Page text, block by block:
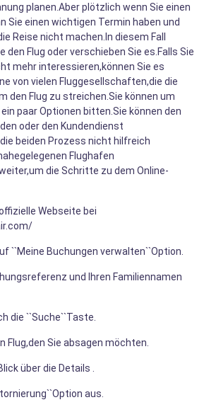
planen.Aber plötzlich wenn Sie einen
Sie einen wichtigen Termin haben und
Reise nicht machen.In diesem Fall
Flug oder verschieben Sie es.Falls Sie
mehr interessieren,können Sie es
von vielen Fluggesellschaften,die die
den Flug zu streichen.Sie können um
paar Optionen bitten.Sie können den
oder den Kundendienst
beiden Prozess nicht hilfreich
Flughafen
die Schritte zu dem Online-
Webseite bei
``Meine Buchungen verwalten``Option.
und Ihren Familiennamen
die ``Suche``Taste.
Flug,den Sie absagen möchten.
über die Details .
aus.